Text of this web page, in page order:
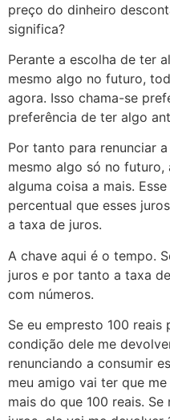
preço do dinheiro
significa?
Perante a escolha de ter
mesmo algo no futuro,
agora. Isso chama-se
preferência de ter algo
Por tanto para renunciar
mesmo algo só no futuro,
alguma coisa a mais.
percentual que esses
a taxa de juros.
A chave aqui é o tempo.
juros e por tanto a taxa
com números.
Se eu empresto 100 reais
condição dele me
renunciando a consumir
meu amigo vai ter que
mais do que 100 reais.